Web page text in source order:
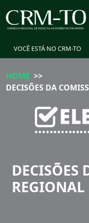
VOCÊ ESTÁ NO CRM-TO
HOME >>
DECISÕES DA
DECISÕES
REGIONAL